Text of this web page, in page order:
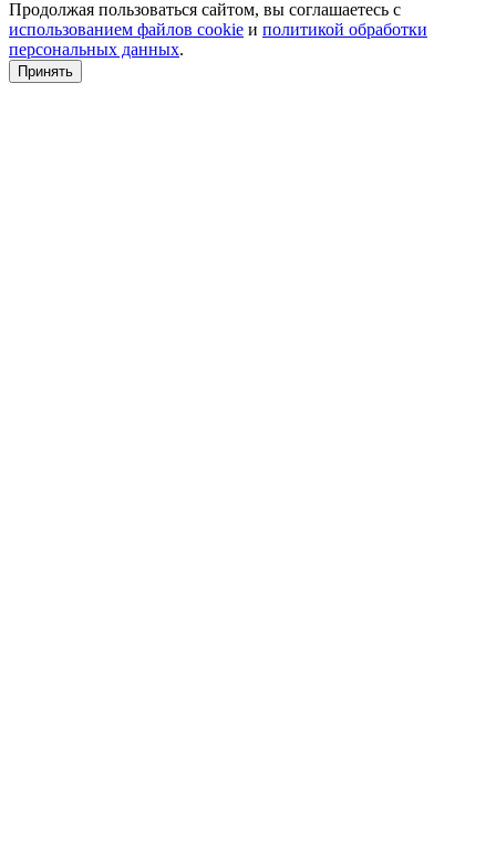
Продолжая пользоваться сайтом, вы соглашаетесь с
использованием файлов cookie и политикой обработки
персональных данных.
Принять